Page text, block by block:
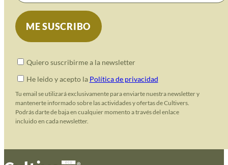
Quiero suscribirme a la newsletter
He leido y acepto la Política de privacidad
Tu email se utilizará exclusivamente para enviarte nuestra newsletter y
mantenerte informado sobre las actividades y ofertas de Cultivers.
Podrás darte de baja en cualquier momento a través del enlace
incluido en cada newsletter.